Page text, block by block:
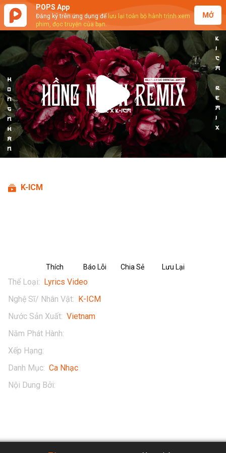
POPS App
Đăng ký trên ứng dụng để lưu lại toàn bộ hành trình xem
phim, đọc truyện của bạn.
MỞ
Play
Video
K-ICM
Thích Báo Lỗi Chia Sẻ Lưu Lại
Thể Loại: Lyrics Video
Nghệ Sĩ/ Nhân Vật: K-ICM
Nước Sản Xuất: Vietnam
Năm Phát Hành:
Xếp Hạng:
Danh Mục: Ca Nhạc
Nội Dung Bởi: